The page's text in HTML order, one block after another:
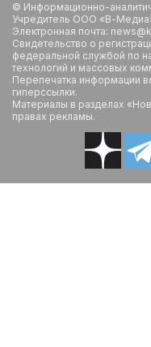
© Информационно-
Учредитель ООО «В-
Электронная почта:
Свидетельство о
федеральной службой по
технологий и массовых
Перепечатка информации
гиперссылки.
Материалы в разделах
правах рекламы.